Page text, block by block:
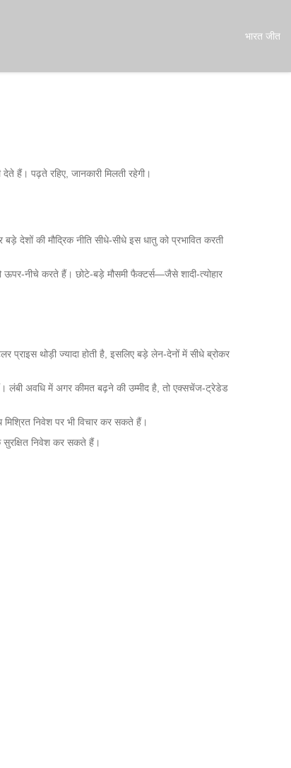
भारत जीत
हैं। पढ़ते रहिए, जानकारी मिलती रहेगी।
की मौद्रिक नीति सीधे‑सीधे इस धातु को प्रभावित करती
करते हैं। छोटे‑बड़े मौसमी फैक्टर्स—जैसे शादी‑त्योहार
प्राइस थोड़ी ज्यादा होती है, इसलिए बड़े लेन‑देनों में सीधे ब्रोकर
लंबी अवधि में अगर कीमत बढ़ने की उम्मीद है, तो एक्सचेंज‑ट्रेडेड
निवेश पर भी विचार कर सकते हैं।
निवेश कर सकते हैं।